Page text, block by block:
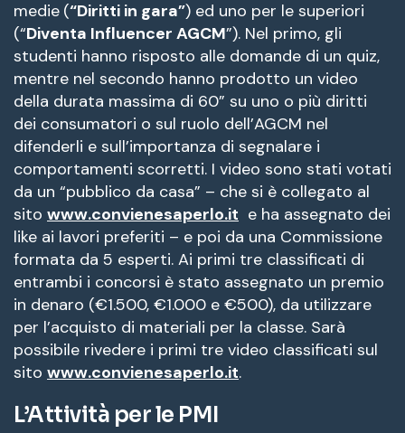
medie (“Diritti in gara”) ed uno per le superiori
(“Diventa Influencer AGCM”). Nel primo, gli
studenti hanno risposto alle domande di un quiz,
mentre nel secondo hanno prodotto un video
della durata massima di 60” su uno o più diritti
dei consumatori o sul ruolo dell’AGCM nel
difenderli e sull’importanza di segnalare i
comportamenti scorretti. I video sono stati votati
da un “pubblico da casa” – che si è collegato al
sito www.convienesaperlo.it e ha assegnato dei
like ai lavori preferiti – e poi da una Commissione
formata da 5 esperti. Ai primi tre classificati di
entrambi i concorsi è stato assegnato un premio
in denaro (€1.500, €1.000 e €500), da utilizzare
per l’acquisto di materiali per la classe. Sarà
possibile rivedere i primi tre video classificati sul
sito www.convienesaperlo.it.
L’Attività per le PMI